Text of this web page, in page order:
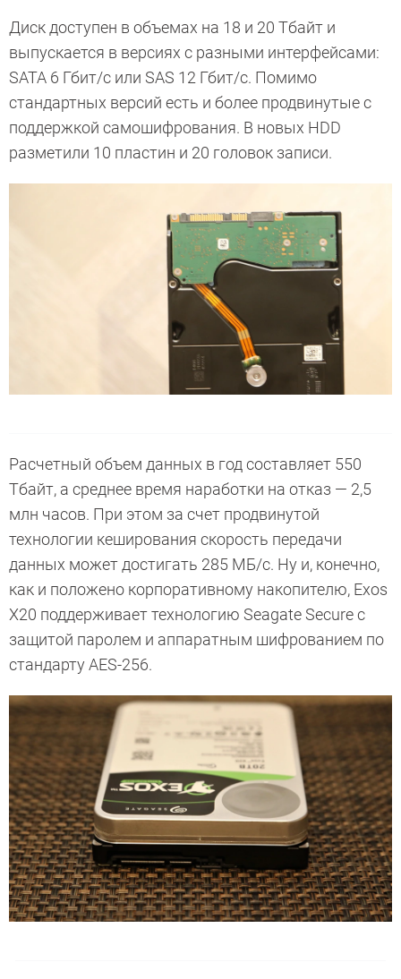
Диск доступен в объемах на 18 и 20 Тбайт и
выпускается в версиях с разными интерфейсами:
SATA 6 Гбит/с или SAS 12 Гбит/с. Помимо
стандартных версий есть и более продвинутые с
поддержкой самошифрования. В новых HDD
разметили 10 пластин и 20 головок записи.
Расчетный объем данных в год составляет 550
Тбайт, а среднее время наработки на отказ — 2,5
млн часов. При этом за счет продвинутой
технологии кеширования скорость передачи
данных может достигать 285 МБ/с. Ну и, конечно,
как и положено корпоративному накопителю, Exos
X20 поддерживает технологию Seagate Secure с
защитой паролем и аппаратным шифрованием по
стандарту AES-256.